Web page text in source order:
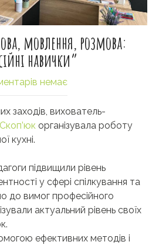
мовлення, розмова:
навички”
немає
заходів, вихователь-
організувала роботу
кухні.
підвищили рівень
у сфері спілкування та
до вимог професійного
актуальний рівень своїх
ефективних методів і